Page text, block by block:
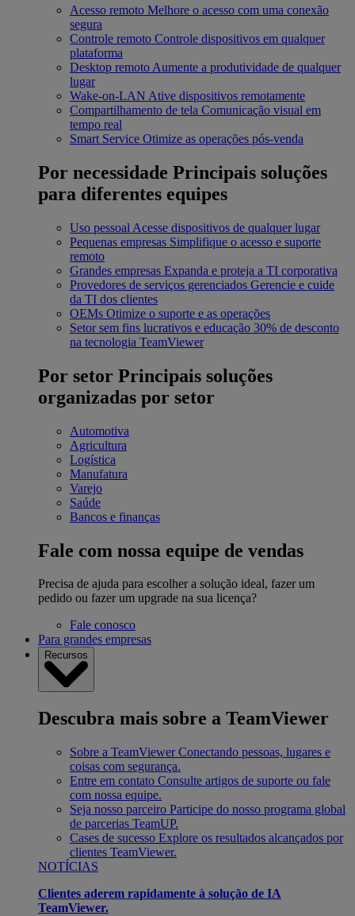
Acesso remoto Melhore o acesso com uma conexão
segura
Controle remoto Controle dispositivos em qualquer
plataforma
Desktop remoto Aumente a produtividade de qualquer
lugar
Wake-on-LAN Ative dispositivos remotamente
Compartilhamento de tela Comunicação visual em
tempo real
Smart Service Otimize as operações pós-venda
Por necessidade Principais soluções
para diferentes equipes
Uso pessoal Acesse dispositivos de qualquer lugar
Pequenas empresas Simplifique o acesso e suporte
remoto
Grandes empresas Expanda e proteja a TI corporativa
Provedores de serviços gerenciados Gerencie e cuide
da TI dos clientes
OEMs Otimize o suporte e as operações
Setor sem fins lucrativos e educação 30% de desconto
na tecnologia TeamViewer
Por setor Principais soluções
organizadas por setor
Automotiva
Agricultura
Logística
Manufatura
Varejo
Saúde
Bancos e finanças
Fale com nossa equipe de vendas
Precisa de ajuda para escolher a solução ideal, fazer um
pedido ou fazer um upgrade na sua licença?
Fale conosco
Para grandes empresas
Recursos
Descubra mais sobre a TeamViewer
Sobre a TeamViewer Conectando pessoas, lugares e
coisas com segurança.
Entre em contato Consulte artigos de suporte ou fale
com nossa equipe.
Seja nosso parceiro Participe do nosso programa global
de parcerias TeamUP.
Cases de sucesso Explore os resultados alcançados por
clientes TeamViewer.
NOTÍCIAS
Clientes aderem rapidamente à solução de IA
TeamViewer.